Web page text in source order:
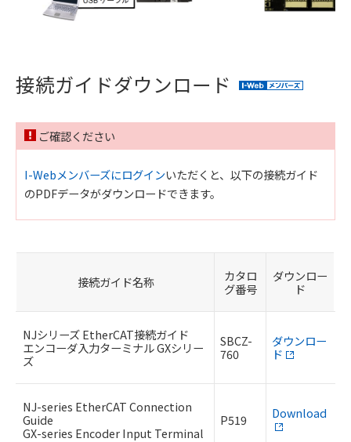
接続ガイドダウンロード
ご確認ください
I-Webメンバーズにログインいただくと、以下の接続ガイド
のPDFデータがダウンロードできます。
接続ガイド名称
カタロ
グ番号
ダウンロー
ド
NJシリーズ EtherCAT接続ガイド
エンコーダ入力ターミナル GXシリー
ズ
SBCZ-
760
ダウンロー
ド
NJ-series EtherCAT Connection
Guide
GX-series Encoder Input Terminal
P519 Download